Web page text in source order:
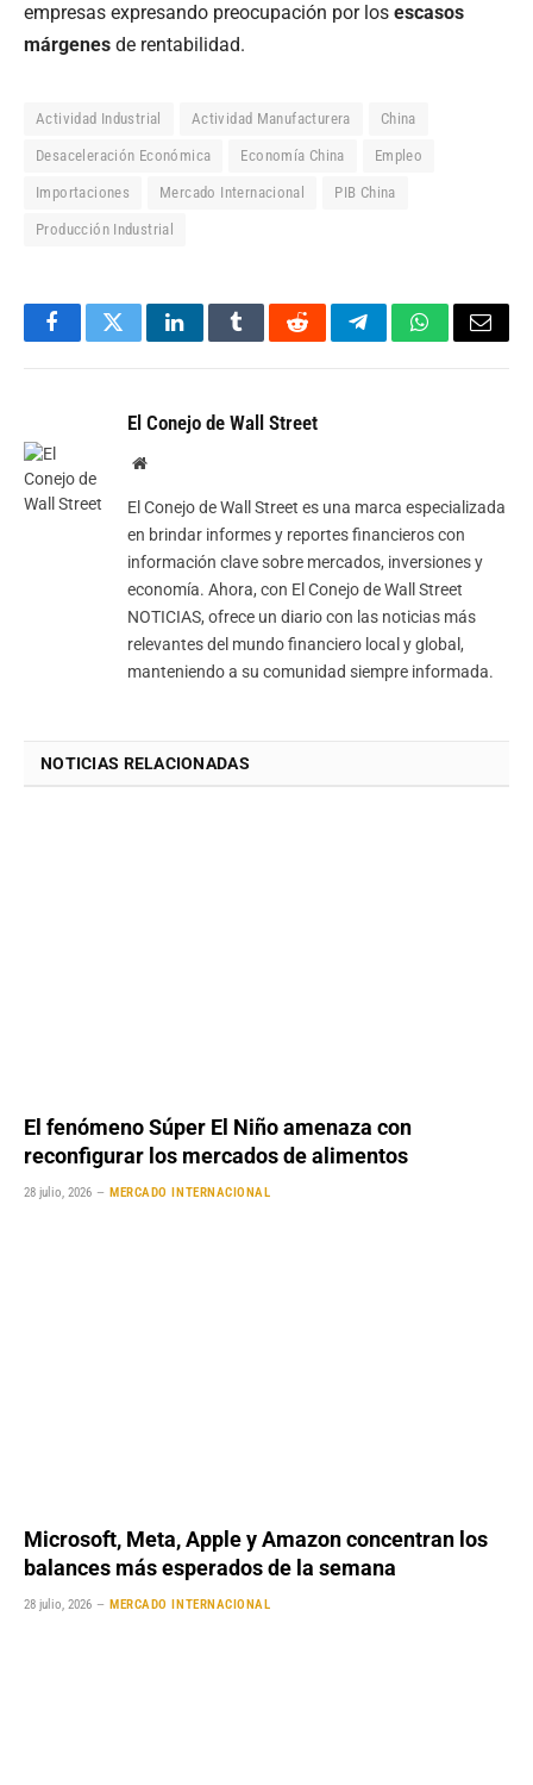
empresas expresando preocupación por los escasos
márgenes de rentabilidad.
Actividad Industrial Actividad Manufacturera China
Desaceleración Económica Economía China Empleo
Importaciones Mercado Internacional PIB China
Producción Industrial
FacebookTwitterLinkedInTumblrRedditTelegramWhatsApp
Email
El Conejo de Wall Street
Website
El Conejo de Wall Street es una marca especializada
en brindar informes y reportes financieros con
información clave sobre mercados, inversiones y
economía. Ahora, con El Conejo de Wall Street
NOTICIAS, ofrece un diario con las noticias más
relevantes del mundo financiero local y global,
manteniendo a su comunidad siempre informada.
NOTICIAS RELACIONADAS
El fenómeno Súper El Niño amenaza con
reconfigurar los mercados de alimentos
28 julio, 2026 MERCADO INTERNACIONAL
Microsoft, Meta, Apple y Amazon concentran los
balances más esperados de la semana
28 julio, 2026 MERCADO INTERNACIONAL